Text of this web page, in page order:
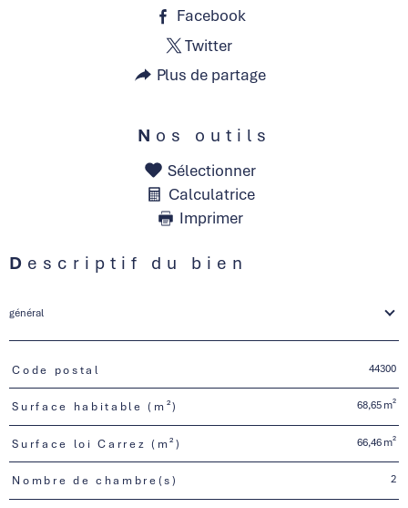
Facebook
Twitter
Plus de partage
Nos outils
Sélectionner
Calculatrice
Imprimer
Descriptif du bien
général
TRAD_PAMPERO_Caracteristique
Code postal 44300
Surface habitable (m²) 68,65 m²
Surface loi Carrez (m²) 66,46 m²
Nombre de chambre(s) 2